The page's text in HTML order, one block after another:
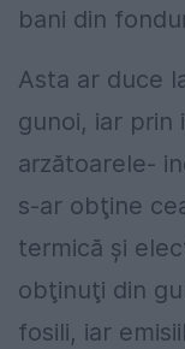
bani din
Asta ar duce
gunoi, iar prin
arzătoarele-
s-ar obţine
termică şi
obţinuţi din
fosili, iar